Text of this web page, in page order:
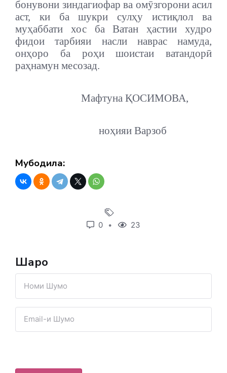
бонувони зиндагиофар ва омӯзгорони асил
аст, ки ба шукри сулҳу истиқлол ва
муҳаббати хос ба Ватан ҳастии худро
фидои тарбияи насли наврас намуда,
онҳоро ба роҳи шоистаи ватандорӣ
раҳнамун месозад.
Мафтуна ҚОСИМОВА,
ноҳияи Варзоб
Мубодила:
0 23
Шарҳҳо